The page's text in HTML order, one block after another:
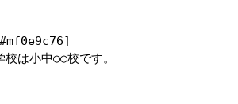
は小中○○校です。